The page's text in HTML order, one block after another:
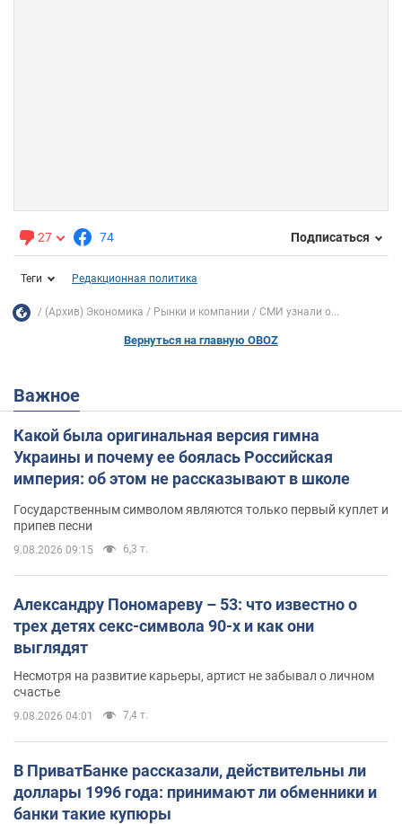
27 74 Подписаться
Теги Редакционная политика
(Архив) Экономика Рынки и компании СМИ узнали о...
Вернуться на главную OBOZ
Важное
Какой была оригинальная версия гимна
Украины и почему ее боялась Российская
империя: об этом не рассказывают в школе
Государственным символом являются только первый куплет и
припев песни
9.08.2026 09:15 6,3 т.
Александру Пономареву – 53: что известно о
трех детях секс-символа 90-х и как они
выглядят
Несмотря на развитие карьеры, артист не забывал о личном
счастье
9.08.2026 04:01 7,4 т.
В ПриватБанке рассказали, действительны ли
доллары 1996 года: принимают ли обменники и
банки такие купюры